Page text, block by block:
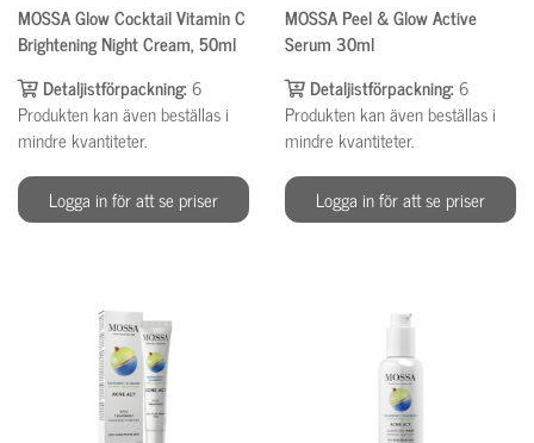
MOSSA Glow Cocktail Vitamin C
Brightening Night Cream, 50ml
Detaljistförpackning:6
Produkten kan även beställas i
mindre kvantiteter.
Logga in för att se priser
MOSSA Peel & Glow Active
Serum 30ml
Detaljistförpackning:6
Produkten kan även beställas i
mindre kvantiteter.
Logga in för att se priser